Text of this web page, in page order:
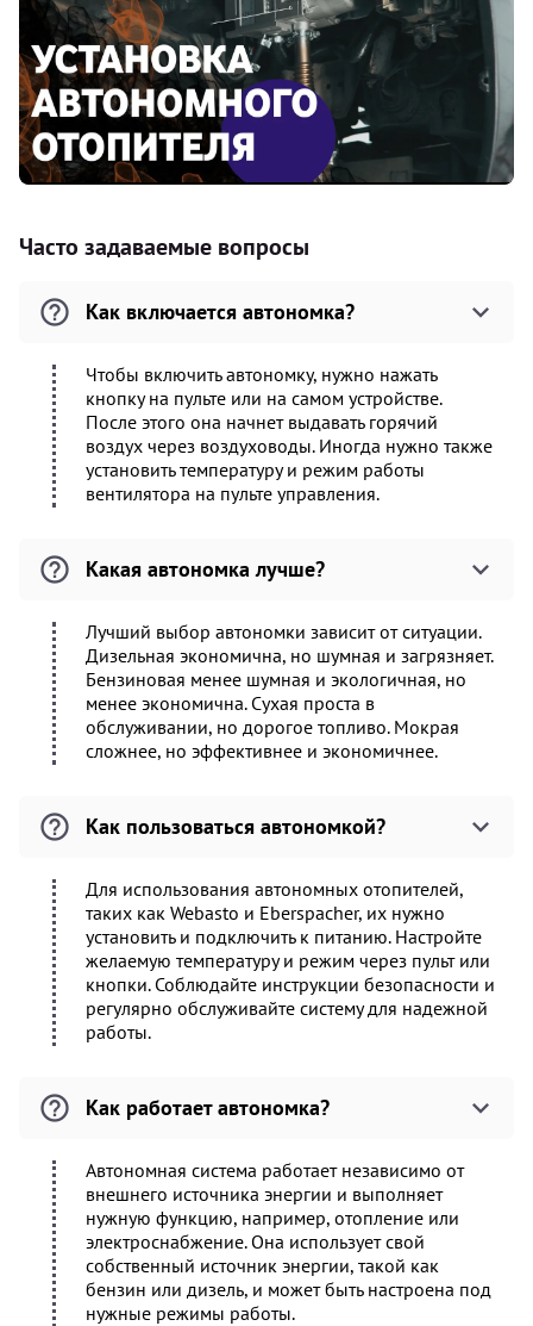
Часто задаваемые вопросы
Как включается автономка?
Чтобы включить автономку, нужно нажать
кнопку на пульте или на самом устройстве.
После этого она начнет выдавать горячий
воздух через воздуховоды. Иногда нужно также
установить температуру и режим работы
вентилятора на пульте управления.
Какая автономка лучше?
Лучший выбор автономки зависит от ситуации.
Дизельная экономична, но шумная и загрязняет.
Бензиновая менее шумная и экологичная, но
менее экономична. Сухая проста в
обслуживании, но дорогое топливо. Мокрая
сложнее, но эффективнее и экономичнее.
Как пользоваться автономкой?
Для использования автономных отопителей,
таких как Webasto и Eberspacher, их нужно
установить и подключить к питанию. Настройте
желаемую температуру и режим через пульт или
кнопки. Соблюдайте инструкции безопасности и
регулярно обслуживайте систему для надежной
работы.
Как работает автономка?
Автономная система работает независимо от
внешнего источника энергии и выполняет
нужную функцию, например, отопление или
электроснабжение. Она использует свой
собственный источник энергии, такой как
бензин или дизель, и может быть настроена под
нужные режимы работы.